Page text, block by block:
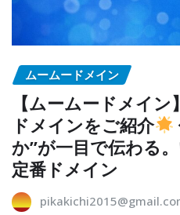
ムームードメイン
【ムームードメイ
ドメインをご紹介
か”が一目で伝わる
定番ドメイン